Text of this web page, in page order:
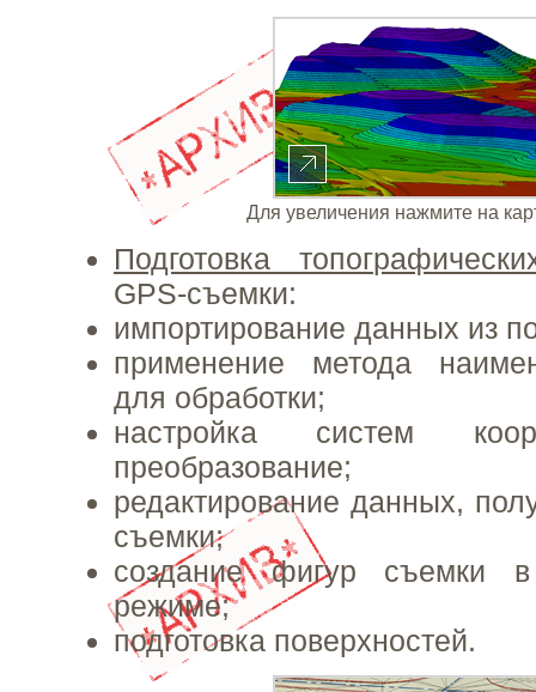
Для увеличения нажмите на
Подготовка
GPS-съемки:
импортирование данных из
применение метода
для обработки;
настройка систем
преобразование;
редактирование данных,
съемки;
создание фигур съемки в
режиме;
подготовка поверхностей.